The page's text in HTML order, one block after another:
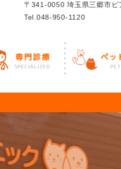
〒341-0050 埼玉県三郷市ピ
Tel.048-950-1120